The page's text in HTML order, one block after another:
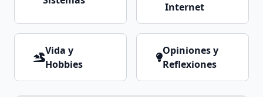
Internet
Vida y
Hobbies
Opiniones y
Reflexiones